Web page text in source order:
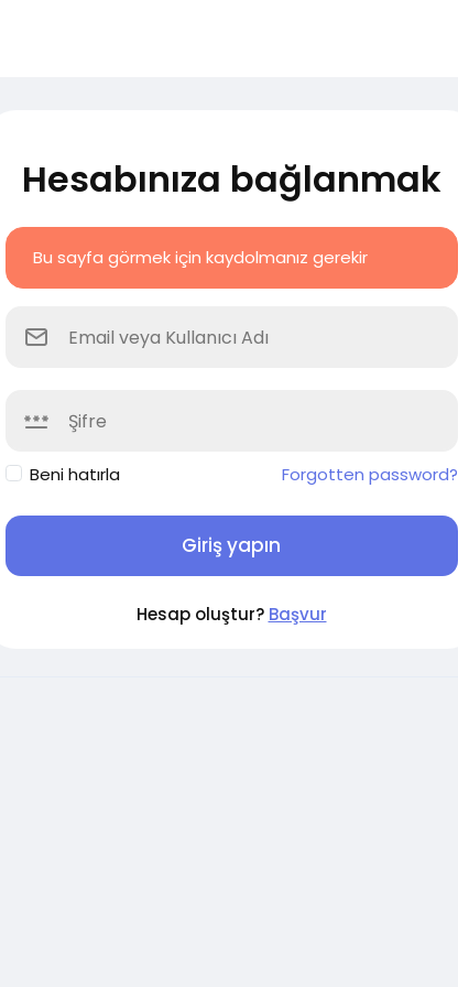
Hesabınıza bağlanmak
Bu sayfa görmek için kaydolmanız gerekir
Beni hatırla Forgotten password?
Giriş yapın
Hesap oluştur? Başvur